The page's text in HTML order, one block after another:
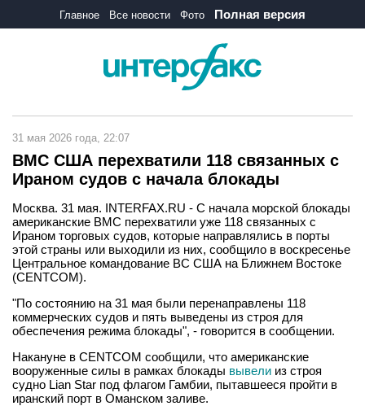
Главное Все новости Фото Полная версия
31 мая 2026 года, 22:07
ВМС США перехватили 118 связанных с
Ираном судов с начала блокады
Москва. 31 мая. INTERFAX.RU - С начала морской блокады
американские ВМС перехватили уже 118 связанных с
Ираном торговых судов, которые направлялись в порты
этой страны или выходили из них, сообщило в воскресенье
Центральное командование ВС США на Ближнем Востоке
(CENTCOM).
"По состоянию на 31 мая были перенаправлены 118
коммерческих судов и пять выведены из строя для
обеспечения режима блокады", - говорится в сообщении.
Накануне в CENTCOM сообщили, что американские
вооруженные силы в рамках блокады вывели из строя
судно Lian Star под флагом Гамбии, пытавшееся пройти в
иранский порт в Оманском заливе.